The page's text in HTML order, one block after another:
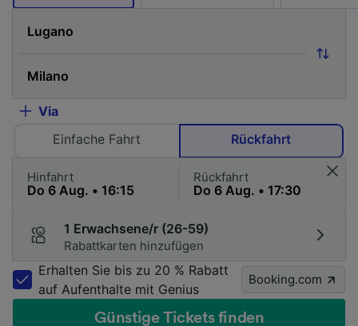
Via
Einfache Fahrt
Rückfahrt
Hinfahrt Rückfahrt
1 Erwachsene/r (26-59)
Rabattkarten hinzufügen
Erhalten Sie bis zu 20 % Rabatt
auf Aufenthalte mit Genius
Booking.com
Günstige Tickets finden